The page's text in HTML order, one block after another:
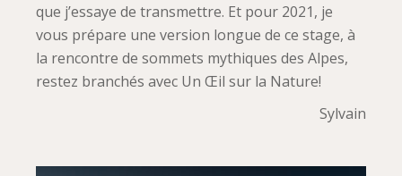
que j’essaye de transmettre. Et pour 2021, je
vous prépare une version longue de ce stage, à
la rencontre de sommets mythiques des Alpes,
restez branchés avec Un Œil sur la Nature!
Sylvain